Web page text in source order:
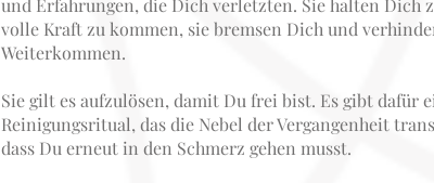
und Erfahrungen, die Dich verletzten. Sie halten Dich
volle Kraft zu kommen, sie bremsen Dich und
Weiterkommen.
Sie gilt es aufzulösen, damit Du frei bist. Es gibt dafür
Reinigungsritual, das die Nebel der Vergangenheit
dass Du erneut in den Schmerz gehen musst.